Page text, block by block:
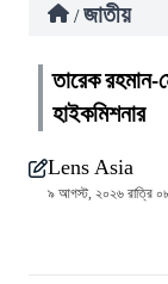
/ জাতীয়
তারেক রহমান-
হাইকমিশনার
Lens Asia
৯ আগস্ট, ২০২৬ রাত্রি